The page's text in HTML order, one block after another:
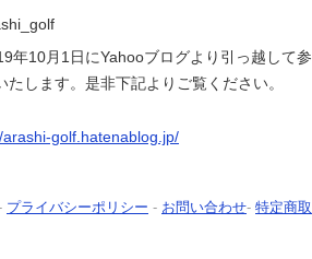
年10月1日にYahooブログより引っ越して
たします。是非下記よりご覧ください。
arashi-golf.hatenablog.jp/
プライバシーポリシー - お問い合わせ- 特定商